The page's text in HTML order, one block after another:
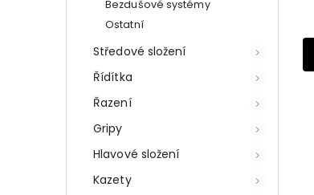
Bezdušové systémy
Ostatní
Středové složení
Řídítka
Řazení
Gripy
Hlavové složení
Kazety